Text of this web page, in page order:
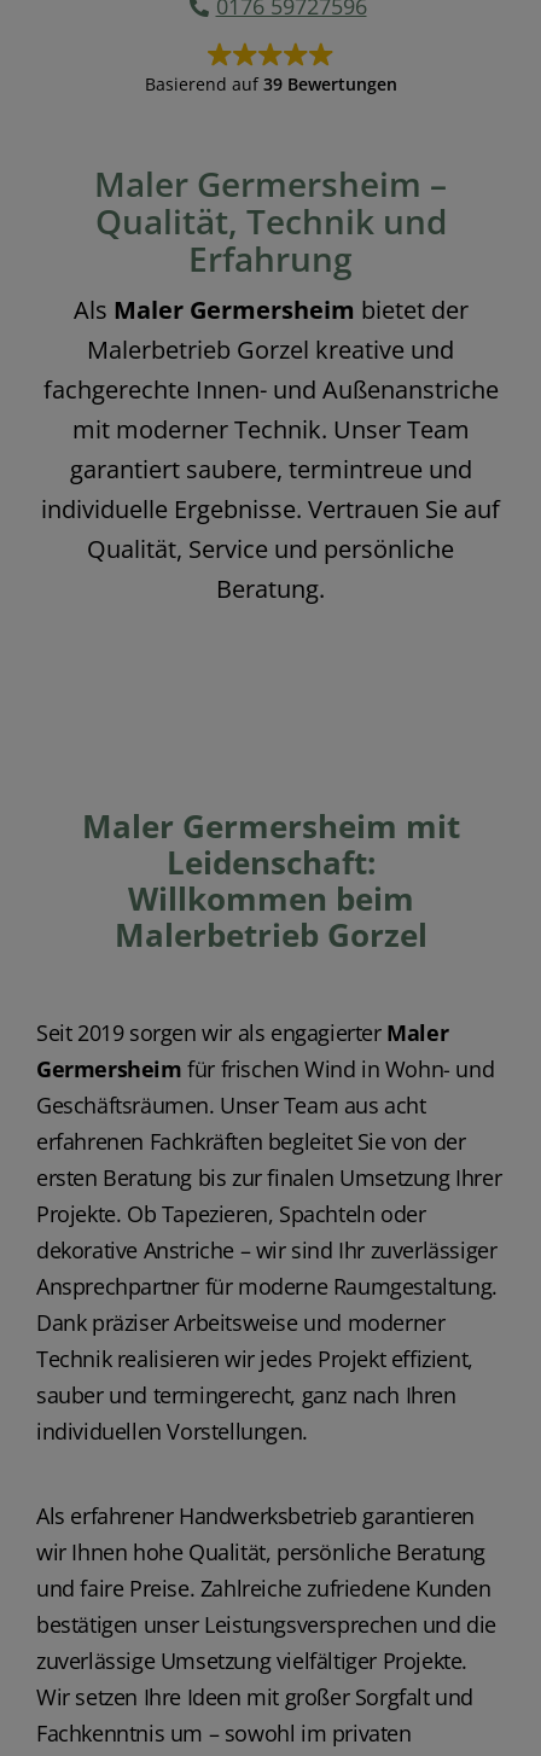
Maler Germersheim –
Qualität, Technik und
Erfahrung
Als Maler Germersheim bietet der
Malerbetrieb Gorzel kreative und
fachgerechte Innen- und Außenanstriche
mit moderner Technik. Unser Team
garantiert saubere, termintreue und
individuelle Ergebnisse. Vertrauen Sie auf
Qualität, Service und persönliche
Beratung.
0176 59727596
Basierend auf 39 Bewertungen
Maler Germersheim mit
Leidenschaft:
Willkommen beim
Malerbetrieb Gorzel
Seit 2019 sorgen wir als engagierter Maler
Germersheim für frischen Wind in Wohn- und
Geschäftsräumen. Unser Team aus acht
erfahrenen Fachkräften begleitet Sie von der
ersten Beratung bis zur finalen Umsetzung Ihrer
Projekte. Ob Tapezieren, Spachteln oder
dekorative Anstriche – wir sind Ihr zuverlässiger
Ansprechpartner für moderne Raumgestaltung.
Dank präziser Arbeitsweise und moderner
Technik realisieren wir jedes Projekt effizient,
sauber und termingerecht, ganz nach Ihren
individuellen Vorstellungen.
Als erfahrener Handwerksbetrieb garantieren
wir Ihnen hohe Qualität, persönliche Beratung
und faire Preise. Zahlreiche zufriedene Kunden
bestätigen unser Leistungsversprechen und die
zuverlässige Umsetzung vielfältiger Projekte.
Wir setzen Ihre Ideen mit großer Sorgfalt und
Fachkenntnis um – sowohl im privaten